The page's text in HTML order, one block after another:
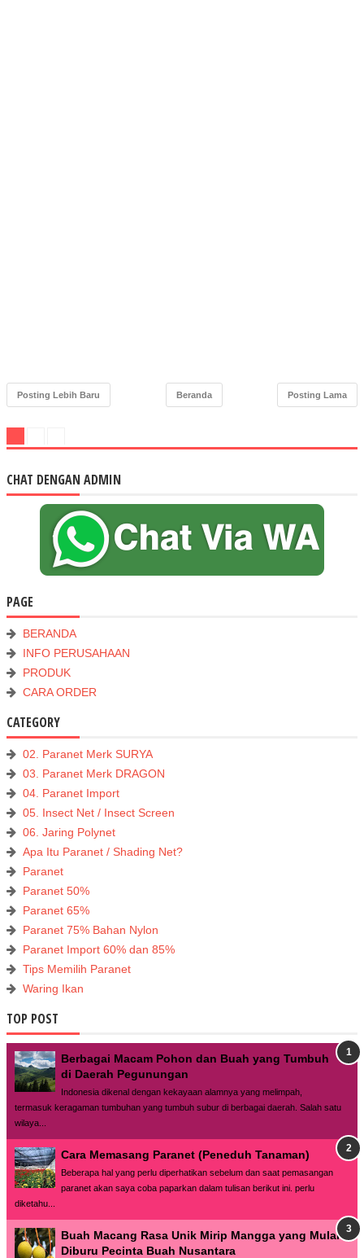
Posting Lebih Baru Posting Lama
Beranda
CHAT DENGAN ADMIN
PAGE
BERANDA
INFO PERUSAHAAN
PRODUK
CARA ORDER
CATEGORY
02. Paranet Merk SURYA
03. Paranet Merk DRAGON
04. Paranet Import
05. Insect Net / Insect Screen
06. Jaring Polynet
Apa Itu Paranet / Shading Net?
Paranet
Paranet 50%
Paranet 65%
Paranet 75% Bahan Nylon
Paranet Import 60% dan 85%
Tips Memilih Paranet
Waring Ikan
TOP POST
Berbagai Macam Pohon dan Buah yang Tumbuh
di Daerah Pegunungan
Indonesia dikenal dengan kekayaan alamnya yang melimpah,
termasuk keragaman tumbuhan yang tumbuh subur di berbagai daerah. Salah satu
wilaya...
Cara Memasang Paranet (Peneduh Tanaman)
Beberapa hal yang perlu diperhatikan sebelum dan saat pemasangan
paranet akan saya coba paparkan dalam tulisan berikut ini. perlu
diketahu...
Buah Macang Rasa Unik Mirip Mangga yang Mulai
Diburu Pecinta Buah Nusantara